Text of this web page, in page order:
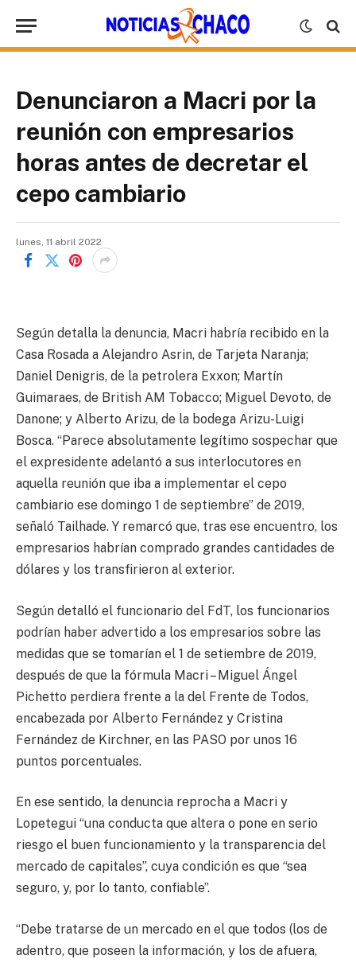
Denunciaron a Macri por la
reunión con empresarios
horas antes de decretar el
cepo cambiario
lunes, 11 abril 2022
Según detalla la denuncia, Macri habría recibido en la
Casa Rosada a Alejandro Asrin, de Tarjeta Naranja;
Daniel Denigris, de la petrolera Exxon; Martín
Guimaraes, de British AM Tobacco; Miguel Devoto, de
Danone; y Alberto Arizu, de la bodega Arizu-Luigi
Bosca. “Parece absolutamente legítimo sospechar que
el expresidente adelantó a sus interlocutores en
aquella reunión que iba a implementar el cepo
cambiario ese domingo 1 de septiembre” de 2019,
señaló Tailhade. Y remarcó que, tras ese encuentro, los
empresarios habrían comprado grandes cantidades de
dólares y los transfirieron al exterior.
Según detalló el funcionario del FdT, los funcionarios
podrían haber advertido a los empresarios sobre las
medidas que se tomarían el 1 de setiembre de 2019,
después de que la fórmula Macri – Miguel Ángel
Pichetto perdiera frente a la del Frente de Todos,
encabezada por Alberto Fernández y Cristina
Fernández de Kirchner, en las PASO por unos 16
puntos porcentuales.
En ese sentido, la denuncia reprocha a Macri y
Lopetegui “una conducta que altera o pone en serio
riesgo el buen funcionamiento y la transparencia del
mercado de capitales”, cuya condición es que “sea
seguro, y, por lo tanto, confiable”.
“Debe tratarse de un mercado en el que todos (los de
adentro, que poseen la información, y los de afuera,